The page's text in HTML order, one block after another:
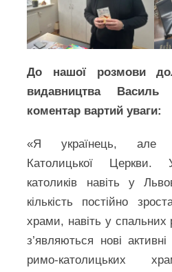
До нашої розмови
видавництва
коментар вартий уваги:
«Я українець, але
Католицької Церкви.
католиків навіть у
кількість постійно
храми, навіть у спальних
з’являються нові
римо-католицьких